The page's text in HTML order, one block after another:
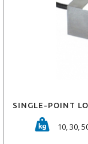
SINGLE-POINT
10, 30,